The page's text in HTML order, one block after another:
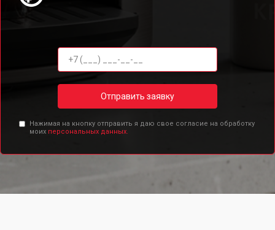
Отправить заявку
Нажимая на кнопку отправить я даю свое согласие на обработку
моих персональных данных.